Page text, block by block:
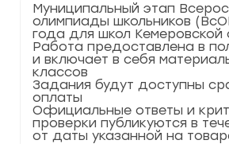
Муниципальный этап
олимпиады школьников
года для школ Кемеровской
Работа предоставлена в
и включает в себя
классов
Задания будут доступны
оплаты
Официальные ответы и
проверки публикуются в
от даты указанной на
2023-
2024
г.
Кемеровская
область
42
регион